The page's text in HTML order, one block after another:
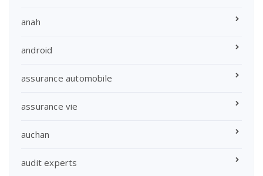
anah
android
assurance automobile
assurance vie
auchan
audit experts